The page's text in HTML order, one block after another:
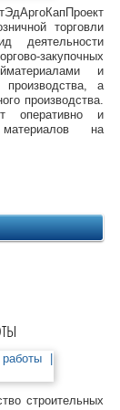
торговли
деятельности
закупочных
и
производства, а
производства.
оперативно и
на
строительных